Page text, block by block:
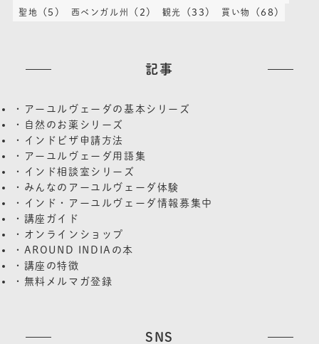
聖地 (5) 西ベンガル州 (2) 観光 (33) 買い物 (68)
記事
・アーユルヴェーダの基本シリーズ
・自然のお薬シリーズ
・インドビザ申請方法
・アーユルヴェーダ用語集
・インド相談室シリーズ
・みんなのアーユルヴェーダ体験
・インド・アーユルヴェーダ情報募集中
・講座ガイド
・オンラインショップ
・AROUND INDIAの本
・講座の特徴
・無料メルマガ登録
SNS